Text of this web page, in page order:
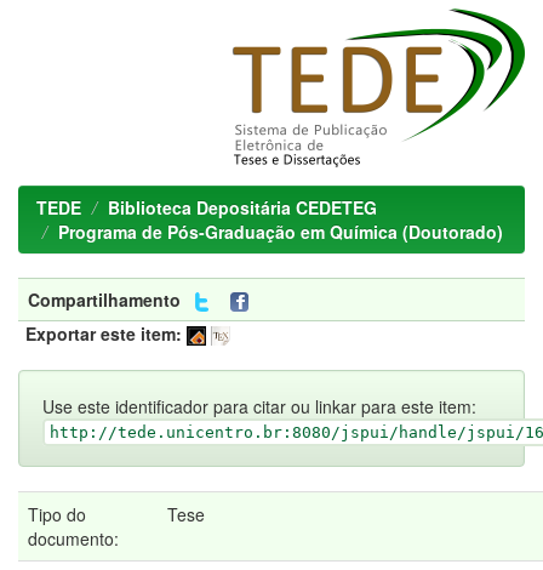
TEDE
Biblioteca Depositária CEDETEG
Programa de Pós-Graduação em Química (Doutorado)
Compartilhamento
Exportar este item:
Use este identificador para citar ou linkar para este item:
http://tede.unicentro.br:8080/jspui/handle/jspui/
Tipo do
documento:
Tese